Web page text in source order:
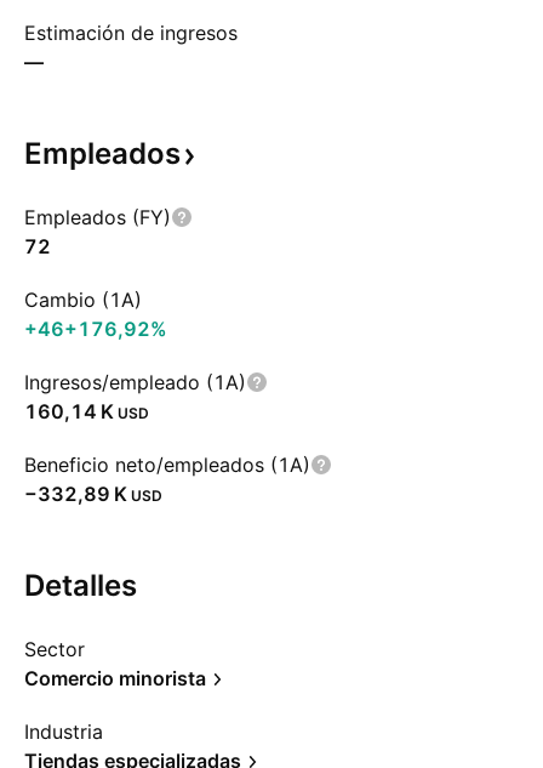
Estimación de ingresos
—
Empleados
Empleados (FY)
72
Cambio (1A)
+46+176,92%
Ingresos/empleado (1A)
‪160,14 K‬ USD
Beneficio neto/empleados (1A)
‪−332,89 K‬ USD
Detalles
Sector
Comercio minorista
Industria
Tiendas especializadas